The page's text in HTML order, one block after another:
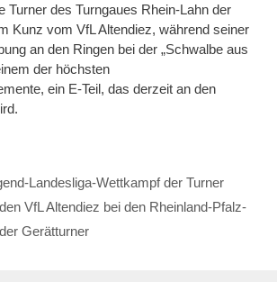
Turner des Turngaues Rhein-Lahn der
Kunz vom VfL Altendiez, während seiner
an den Ringen bei der „Schwalbe aus
der höchsten
ein E-Teil, das derzeit an den
Landesliga-Wettkampf der Turner
VfL Altendiez bei den Rheinland-Pfalz-
Gerätturner